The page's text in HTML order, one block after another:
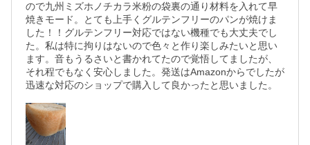
ので九州ミズホノチカラ米粉の袋裏の通り材料を入れて早
焼きモード。とても上手くグルテンフリーのパンが焼けま
した！！グルテンフリー対応ではない機種でも大丈夫でし
た。私は特に拘りはないので色々と作り楽しみたいと思い
ます。音もうるさいと書かれてたので覚悟してましたが、
それ程でもなく安心しました。発送はAmazonからでしたが
迅速な対応のショップで購入して良かったと思いました。